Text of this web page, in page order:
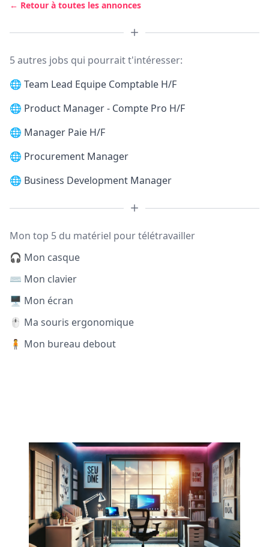
← Retour à toutes les annonces
5 autres jobs qui pourrait t'intéresser:
🌐 Team Lead Equipe Comptable H/F
🌐 Product Manager - Compte Pro H/F
🌐 Manager Paie H/F
🌐 Procurement Manager
🌐 Business Development Manager
Mon top 5 du matériel pour télétravailler
🎧 Mon casque
⌨️ Mon clavier
🖥️ Mon écran
🖱️ Ma souris ergonomique
🧍 Mon bureau debout